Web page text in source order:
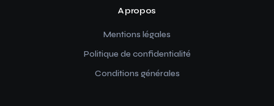
A propos
Mentions légales
Politique de confidentialité
Conditions générales